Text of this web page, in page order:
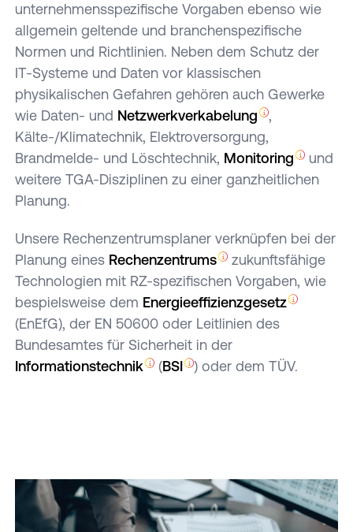
unternehmensspezifische Vorgaben ebenso wie
allgemein geltende und branchenspezifische
Normen und Richtlinien. Neben dem Schutz der
IT-Systeme und Daten vor klassischen
physikalischen Gefahren gehören auch Gewerke
wie Daten- und Netzwerkverkabelung
,
Kälte-/Klimatechnik, Elektroversorgung,
Brandmelde- und Löschtechnik, Monitoring
und
weitere TGA-Disziplinen zu einer ganzheitlichen
Planung.
Unsere Rechenzentrumsplaner verknüpfen bei der
Planung eines Rechenzentrums
zukunftsfähige
Technologien mit RZ-spezifischen Vorgaben, wie
bespielsweise dem Energieeffizienzgesetz
(EnEfG), der EN 50600 oder Leitlinien des
Bundesamtes für Sicherheit in der
Informationstechnik
(BSI ) oder dem TÜV.